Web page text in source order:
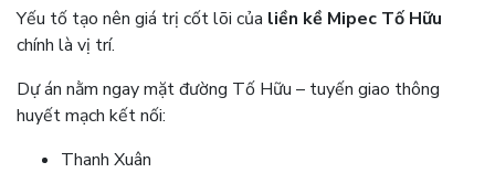
Yếu tố tạo nên giá trị cốt lõi của liền kề Mipec Tố Hữu
chính là vị trí.
Dự án nằm ngay mặt đường Tố Hữu – tuyến giao thông
huyết mạch kết nối:
Thanh Xuân